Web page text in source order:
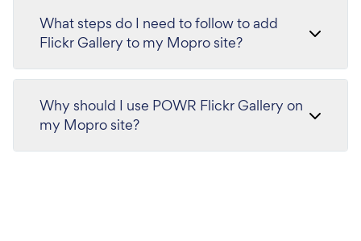
What steps do I need to follow to add
Flickr Gallery to my Mopro site?
Why should I use POWR Flickr Gallery on
my Mopro site?